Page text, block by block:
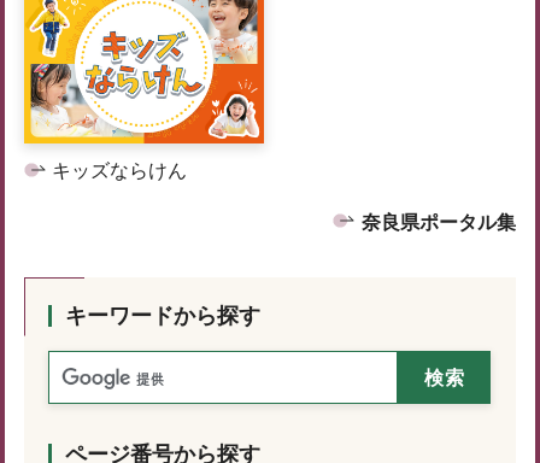
キッズならけん
奈良県ポータル集
キーワードから探す
ページ番号から探す